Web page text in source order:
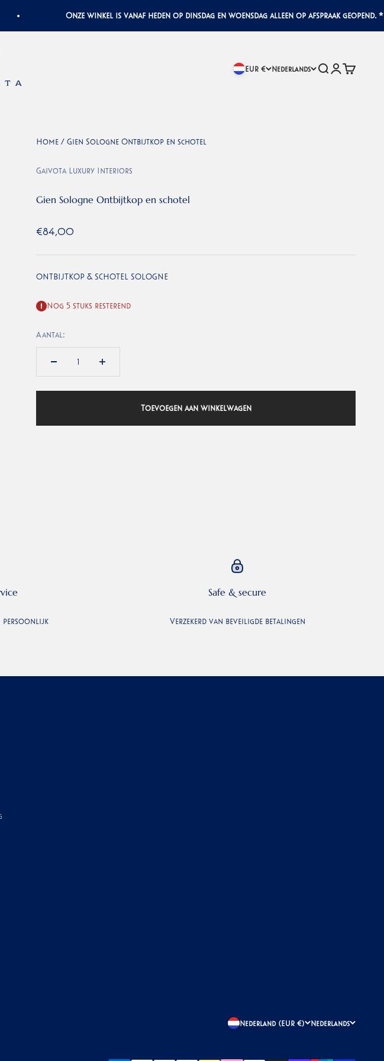
Onze winkel is vanaf heden op dinsdag en woensdag alleen op afspraak geopend. *
Interiors
EUR € Nederlands ZoekenInloggen
Home / Gien Sologne Ontbijtkop en schotel
Gaivota Luxury Interiors
Gien Sologne Ontbijtkop en schotel
Aanbiedingsprijs
€84,00
ONTBIJTKOP & SCHOTEL SOLOGNE
Nog 5 stuks resterend
Aantal:
Toevoegen aan winkelwagen
persoonlijk
Safe & secure
Verzekerd van beveiligde betalingen
Nederland (EUR €) Nederlands